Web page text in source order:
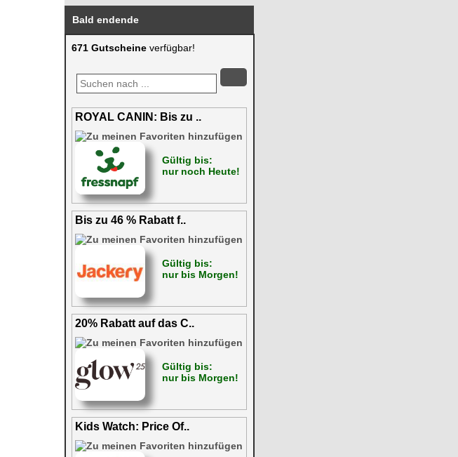
Bald endende
671 Gutscheine verfügbar!
ROYAL CANIN: Bis zu ..
Gültig bis:
nur noch Heute!
Bis zu 46 % Rabatt f..
Gültig bis:
nur bis Morgen!
20% Rabatt auf das C..
Gültig bis:
nur bis Morgen!
Kids Watch: Price Of..